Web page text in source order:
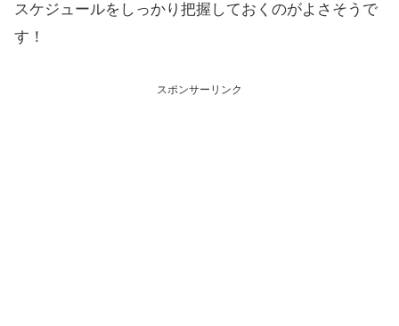
スケジュールをしっかり把握しておくのがよさそうで
す！
スポンサーリンク